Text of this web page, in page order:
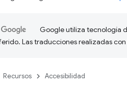
Google utiliza tecnología
Las traducciones realizadas
Recursos Accesibilidad